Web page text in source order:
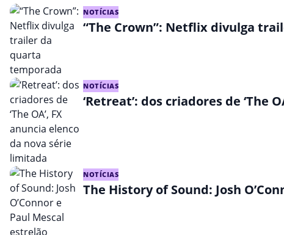
NOTÍCIAS
“The Crown”: Netflix divulga
NOTÍCIAS
‘Retreat’: dos criadores de ‘The
NOTÍCIAS
The History of Sound: Josh